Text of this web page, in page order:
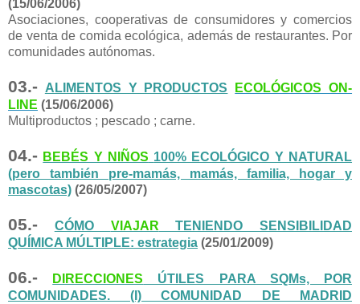
(15/06/2006)
Asociaciones, cooperativas de consumidores y comercios
de venta de comida ecológica, además de restaurantes. Por
comunidades autónomas.
03.- ALIMENTOS Y PRODUCTOS
ECOLÓGICOS ON-
LINE (15/06/2006)
Multiproductos ; pescado ; carne.
04.- BEBÉS Y NIÑOS 100% ECOLÓGICO Y NATURAL
(pero también pre-mamás, mamás, familia, hogar y
mascotas) (26/05/2007)
05.- CÓMO VIAJAR TENIENDO SENSIBILIDAD
QUÍMICA MÚLTIPLE: estrategia (25/01/2009)
06.- DIRECCIONES ÚTILES PARA SQMs, POR
COMUNIDADES. (I) COMUNIDAD DE MADRID